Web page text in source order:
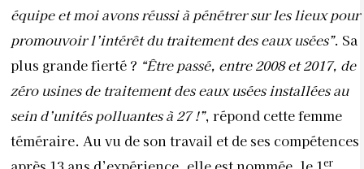
équipe et moi avons réussi à pénétrer sur les lieux pour
promouvoir l’intérêt du traitement des eaux usées”. Sa
plus grande fierté ? “Être passé, entre 2008 et 2017, de
zéro usines de traitement des eaux usées installées au
sein d’unités polluantes à 27 !”, répond cette femme
téméraire. Au vu de son travail et de ses compétences
er